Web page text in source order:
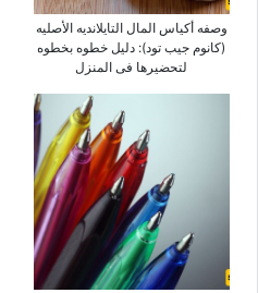
وصفه أکیاس المال التایلاندیه الأصلیه
(کانوم جیب تود): دلیل خطوه بخطوه
لتحضیرها فی المنزل